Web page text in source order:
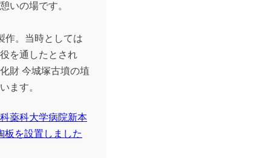
いの場です。
。 当時としては
を通したとされ
財 今城塚古墳の埴
ます。
薬科大学病院新本
を設置しました